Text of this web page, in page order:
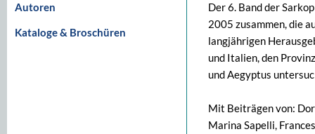
Autoren
Kataloge & Broschüren
Der 6. Band der
2005 zusammen, die
langjährigen
und Italien, den
und Aegyptus
Mit Beiträgen von:
Marina Sapelli,